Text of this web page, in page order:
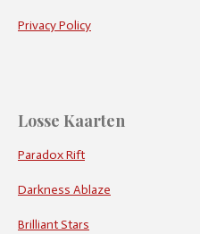
Privacy Policy
Losse Kaarten
Paradox Rift
Darkness Ablaze
Brilliant Stars